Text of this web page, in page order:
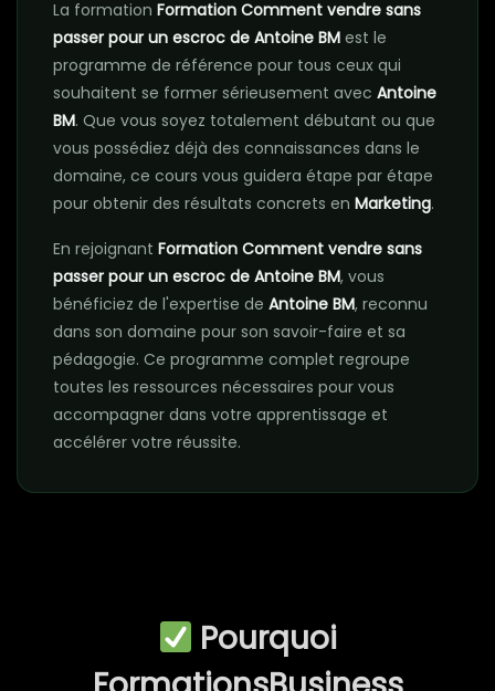
La formation Formation Comment vendre sans
passer pour un escroc de Antoine BM est le
programme de référence pour tous ceux qui
souhaitent se former sérieusement avec Antoine
BM. Que vous soyez totalement débutant ou que
vous possédiez déjà des connaissances dans le
domaine, ce cours vous guidera étape par étape
pour obtenir des résultats concrets en Marketing.
En rejoignant Formation Comment vendre sans
passer pour un escroc de Antoine BM, vous
bénéficiez de l'expertise de Antoine BM, reconnu
dans son domaine pour son savoir-faire et sa
pédagogie. Ce programme complet regroupe
toutes les ressources nécessaires pour vous
accompagner dans votre apprentissage et
accélérer votre réussite.
Pourquoi